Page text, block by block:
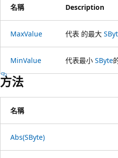
名稱 Description
MaxValue 代表 的最大
MinValue 代表最小 SByte
方法
名稱
Abs(SByte)